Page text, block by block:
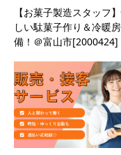
【お菓子製造スタッフ
しい駄菓子作り＆冷暖
備！＠富山市[2000424]